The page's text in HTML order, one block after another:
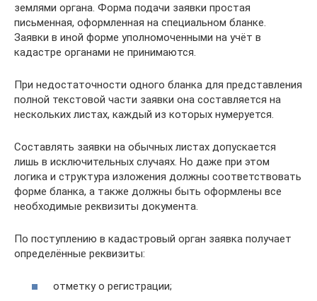
землями органа. Форма подачи заявки простая
письменная, оформленная на специальном бланке.
Заявки в иной форме уполномоченными на учёт в
кадастре органами не принимаются.
При недостаточности одного бланка для представления
полной текстовой части заявки она составляется на
нескольких листах, каждый из которых нумеруется.
Составлять заявки на обычных листах допускается
лишь в исключительных случаях. Но даже при этом
логика и структура изложения должны соответствовать
форме бланка, а также должны быть оформлены все
необходимые реквизиты документа.
По поступлению в кадастровый орган заявка получает
определённые реквизиты:
отметку о регистрации;